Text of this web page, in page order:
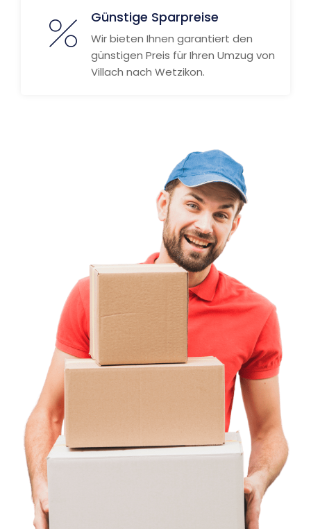
Günstige Sparpreise
Wir bieten Ihnen garantiert den
günstigen Preis für Ihren Umzug von
Villach nach Wetzikon.